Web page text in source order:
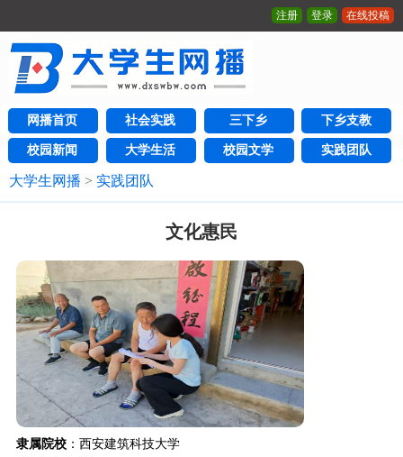
注册 登录 在线投稿
网播首页 社会实践 三下乡 下乡支教
校园新闻 大学生活 校园文学 实践团队
大学生网播 > 实践团队
文化惠民
隶属院校：西安建筑科技大学